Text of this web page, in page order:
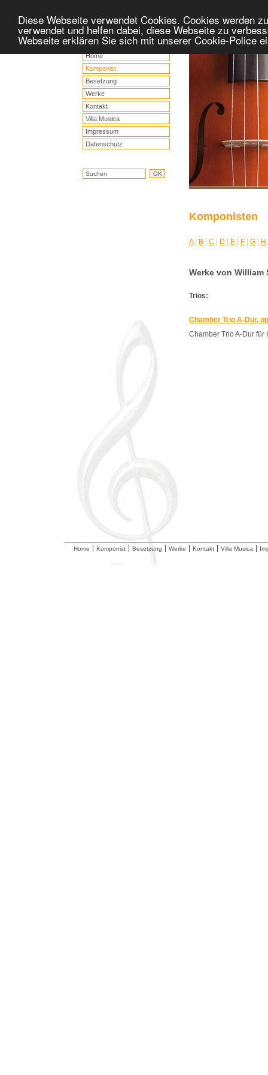
Diese Webseite verwendet Cookies. Cookies werden
verwendet und helfen dabei, diese Webseite zu
Webseite erklären Sie sich mit unserer Cookie-Police
Home
Komponist
Besetzung
Werke
Kontakt
Villa Musica
Impressum
Datenschutz
Komponisten
A| B C D E F G H
Werke von William
Trios:
Chamber Trio A-Dur,
Chamber Trio A-Dur
Home Komponist Besetzung Werke Kontakt Villa Musica